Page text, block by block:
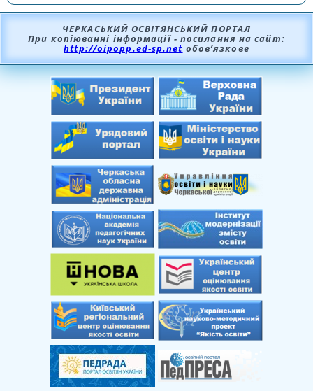
СТОРІНКИ
ЧЕРКАСЬКИЙ ОСВІТЯНСЬКИЙ ПОРТАЛ
При копіюванні інформації - посилання на сайт:
http://oipopp.ed-sp.net обов’язкове